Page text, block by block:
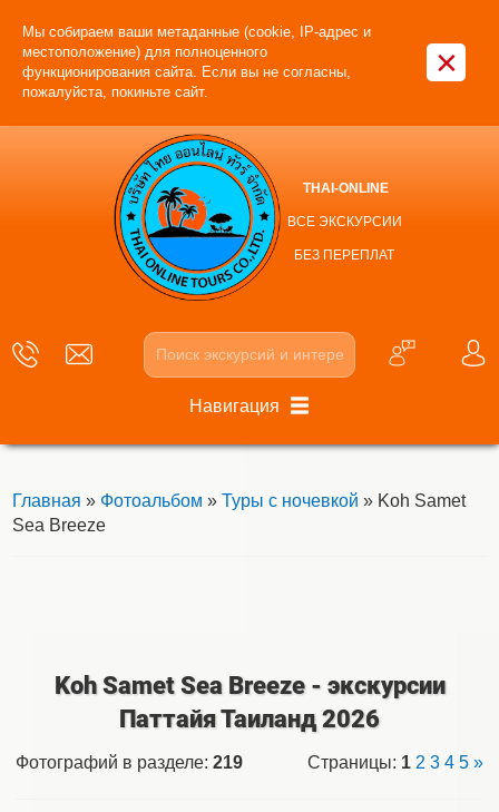
Мы собираем ваши метаданные (cookie, IP-адрес и
местоположение) для полноценного
функционирования сайта. Если вы не согласны,
пожалуйста, покиньте сайт.
×
THAI-ONLINE
ВСЕ ЭКСКУРСИИ
БЕЗ ПЕРЕПЛАТ
Навигация
Главная » Фотоальбом » Туры с ночевкой » Koh Samet
Sea Breeze
Koh Samet Sea Breeze - экскурсии
Паттайя Таиланд 2026
Фотографий в разделе: 219 Страницы: 1 2 3 4 5 »